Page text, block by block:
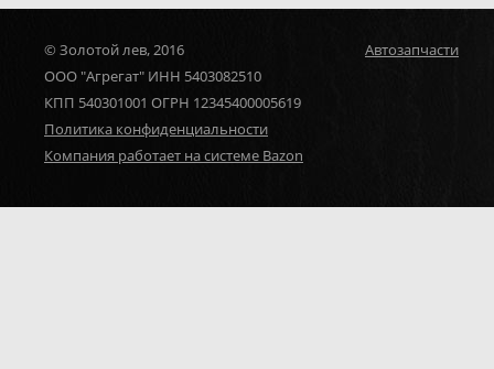
© Золотой лев, 2016
ООО "Агрегат" ИНН 5403082510
КПП 540301001 ОГРН 12345400005619
Политика конфиденциальности
Компания работает на системе Bazon
Автозапчасти